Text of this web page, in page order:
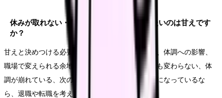
休みが取れない・希望休が通らなくて辞めたいのは甘えです
か？
甘えと決めつける必要はありません。悩みの原因、体調への影響、
職場で変えられる余地を分けて見ます。相談しても変わらない、体
調が崩れている、次の職場で避けたい条件が明確になっているな
ら、退職や転職を考える十分な理由になります。